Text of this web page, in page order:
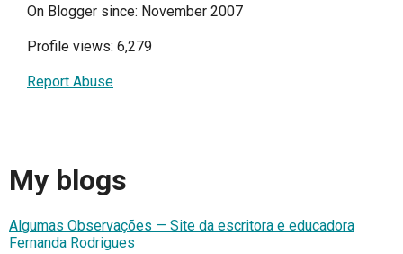
On Blogger since: November 2007
Profile views: 6,279
Report Abuse
My blogs
Algumas Observações — Site da escritora e educadora
Fernanda Rodrigues